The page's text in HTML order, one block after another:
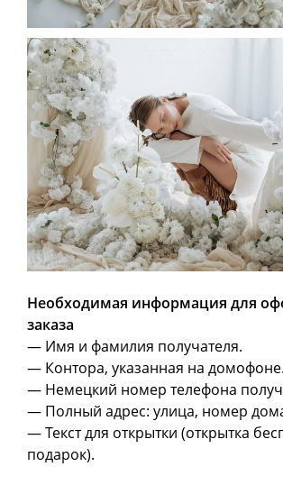
Необходимая информация для
заказа
— Имя и фамилия получателя.
— Контора, указанная на домофоне.
— Немецкий номер телефона
— Полный адрес: улица, номер
— Текст для открытки (открытка
подарок).